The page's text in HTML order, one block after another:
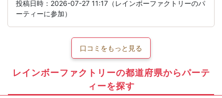
投稿日時：2026-07-27 11:17（レインボーファクトリーのパ
ーティーに参加）
口コミをもっと見る
レインボーファクトリーの都道府県からパーテ
ィーを探す